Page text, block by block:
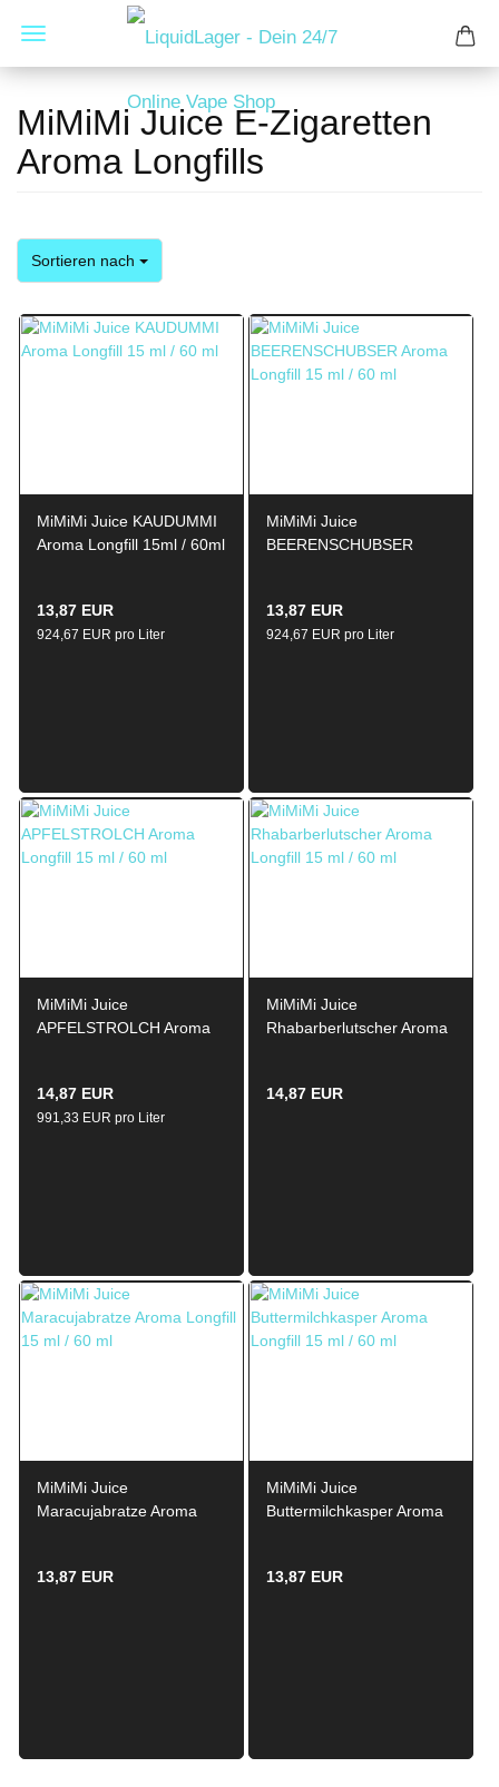
MiMiMi Juice E-Zigaretten
Aroma Longfills
Sortieren nach
Sortieren nach
MiMiMi Juice KAUDUMMI
Aroma Longfill 15ml / 60ml
13,87 EUR
924,67 EUR pro Liter
MiMiMi Juice
BEERENSCHUBSER
13,87 EUR
924,67 EUR pro Liter
MiMiMi Juice
APFELSTROLCH Aroma
14,87 EUR
991,33 EUR pro Liter
MiMiMi Juice
Rhabarberlutscher Aroma
14,87 EUR
MiMiMi Juice
Maracujabratze Aroma
13,87 EUR
MiMiMi Juice
Buttermilchkasper Aroma
13,87 EUR